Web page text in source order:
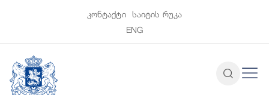
კონტაქტი
საიტის რუკა
ENG